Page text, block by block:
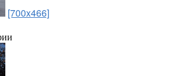
[700x466]